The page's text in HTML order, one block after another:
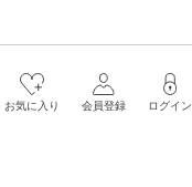
ログイン
会員登録
お気に入り